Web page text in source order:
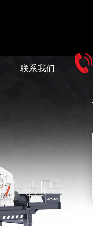
联系我们